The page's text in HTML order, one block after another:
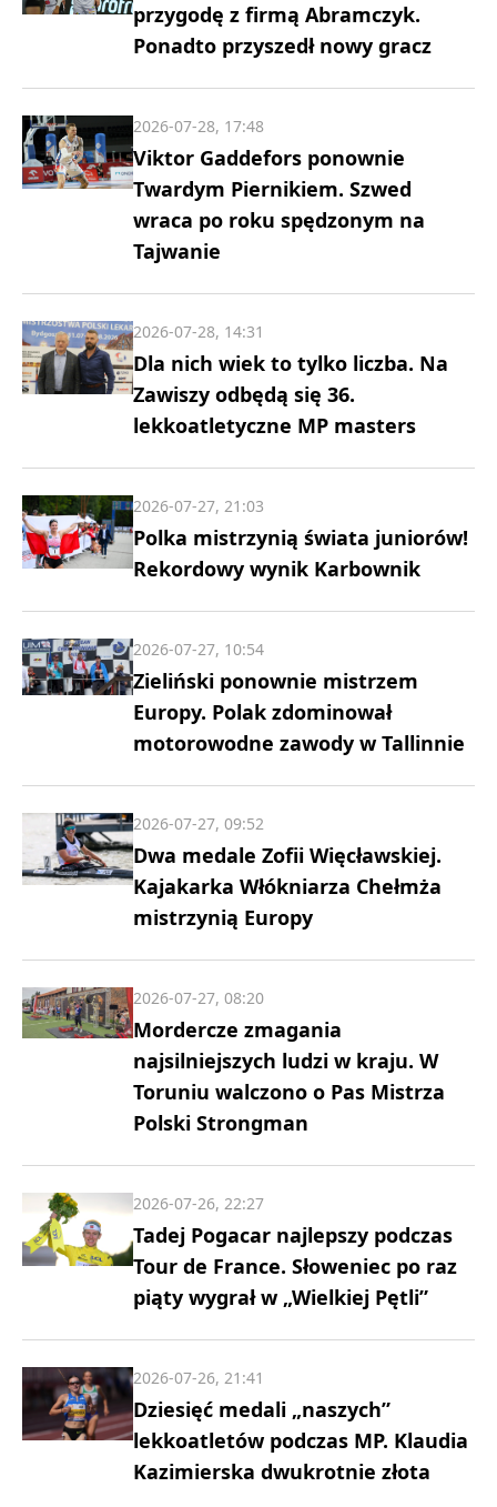
przygodę z firmą Abramczyk.
Ponadto przyszedł nowy gracz
Viktor Gaddefors ponownie
Twardym Piernikiem. Szwed
wraca po roku spędzonym na
Tajwanie
2026-07-28, 17:48
Dla nich wiek to tylko liczba. Na
Zawiszy odbędą się 36.
lekkoatletyczne MP masters
2026-07-28, 14:31
Polka mistrzynią świata juniorów!
Rekordowy wynik Karbownik
2026-07-27, 21:03
Zieliński ponownie mistrzem
Europy. Polak zdominował
motorowodne zawody w Tallinnie
2026-07-27, 10:54
Dwa medale Zofii Więcławskiej.
Kajakarka Włókniarza Chełmża
mistrzynią Europy
2026-07-27, 09:52
Mordercze zmagania
najsilniejszych ludzi w kraju. W
Toruniu walczono o Pas Mistrza
Polski Strongman
2026-07-27, 08:20
Tadej Pogacar najlepszy podczas
Tour de France. Słoweniec po raz
piąty wygrał w „Wielkiej Pętli”
2026-07-26, 22:27
Dziesięć medali „naszych”
lekkoatletów podczas MP. Klaudia
Kazimierska dwukrotnie złota
2026-07-26, 21:41